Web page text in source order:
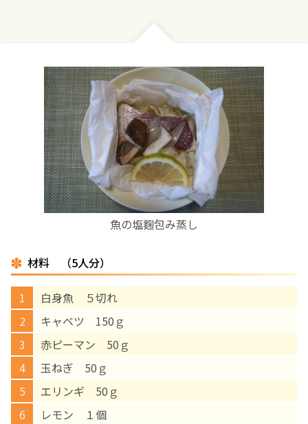
魚の塩麴包み蒸し
材料 （5人分）
白身魚 ５切れ
キャベツ 150ｇ
赤ピーマン 50ｇ
玉ねぎ 50ｇ
エリンギ 50ｇ
レモン １個
妊婦健診
お産について
親と子の結びつき支援
母乳育児
その他の診療内容
‘さんルーム’ でさまざまな講座・クラス
遠方にお住まいで当院での出産を希望される方へ
医師プロフィール